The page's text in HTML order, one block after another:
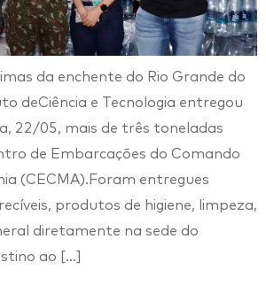
da enchente do Rio Grande do
deCiência e Tecnologia entregou
22/05, mais de três toneladas
de Embarcações do Comando
(CECMA).Foram entregues
produtos de higiene, limpeza,
diretamente na sede do
ao […]